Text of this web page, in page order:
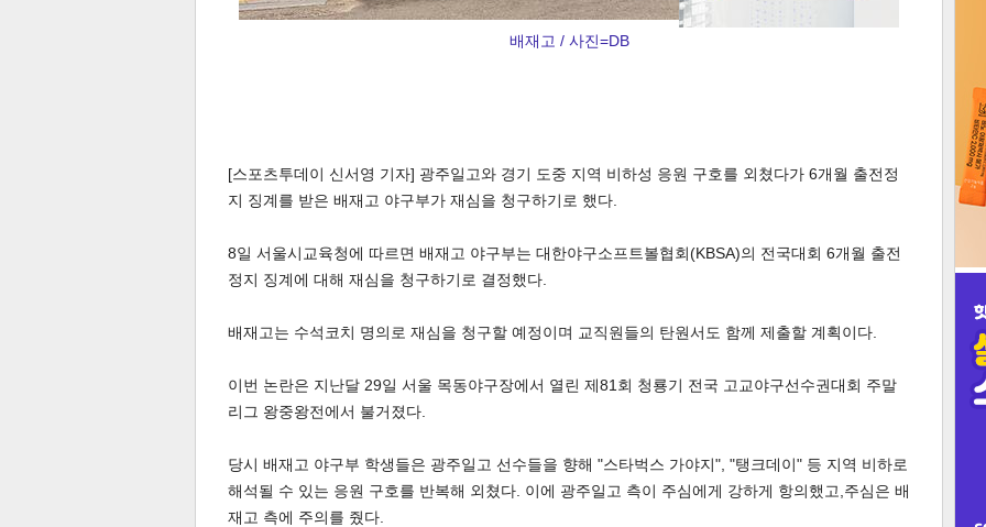
배재고 / 사진=DB
[스포츠투데이 신서영 기자] 광주일고와 경기 도중 지역 비하성 응원 구호를 외쳤다가 6개월 출전정
지 징계를 받은 배재고 야구부가 재심을 청구하기로 했다.
8일 서울시교육청에 따르면 배재고 야구부는 대한야구소프트볼협회(KBSA)의 전국대회 6개월 출전
정지 징계에 대해 재심을 청구하기로 결정했다.
배재고는 수석코치 명의로 재심을 청구할 예정이며 교직원들의 탄원서도 함께 제출할 계획이다.
이번 논란은 지난달 29일 서울 목동야구장에서 열린 제81회 청룡기 전국 고교야구선수권대회 주말
리그 왕중왕전에서 불거졌다.
당시 배재고 야구부 학생들은 광주일고 선수들을 향해 "스타벅스 가야지", "탱크데이" 등 지역 비하로
해석될 수 있는 응원 구호를 반복해 외쳤다. 이에 광주일고 측이 주심에게 강하게 항의했고,주심은 배
재고 측에 주의를 줬다.